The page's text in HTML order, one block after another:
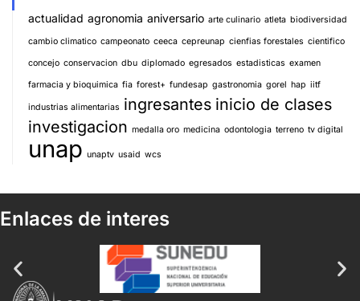
actualidad agronomia aniversario arte culinario atleta biodiversidad
cambio climatico campeonato ceeca cepreunap cienfias forestales cientifico
concejo conservacion dbu diplomado egresados estadisticas examen
farmacia y bioquimica fia forest+ fundesap gastronomia gorel hap iitf
industrias alimentarias ingresantes inicio de clases
investigacion medalla oro medicina odontologia terreno tv digital
unap unaptv usaid wcs
Enlaces de interes